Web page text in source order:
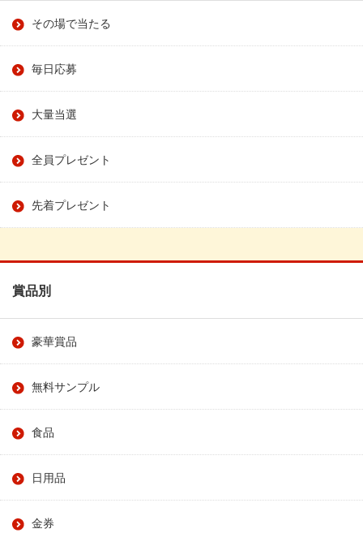
その場で当たる
毎日応募
大量当選
全員プレゼント
先着プレゼント
賞品別
豪華賞品
無料サンプル
食品
日用品
金券